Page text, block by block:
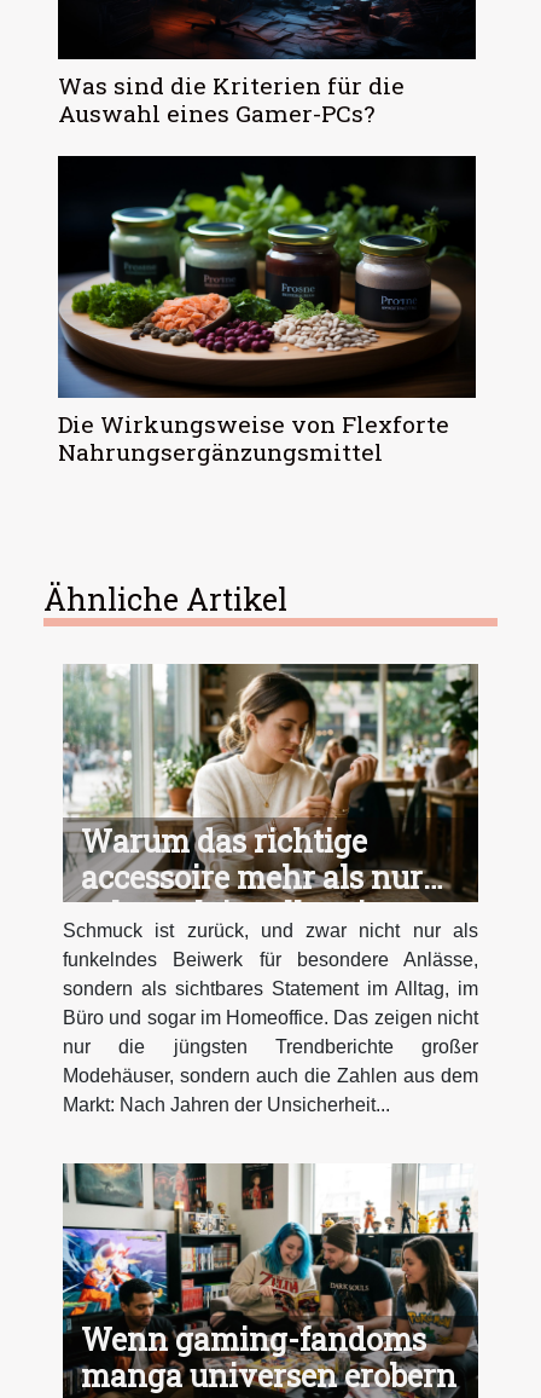
Was sind die Kriterien für die
Auswahl eines Gamer-PCs?
Die Wirkungsweise von Flexforte
Nahrungsergänzungsmittel
Ähnliche Artikel
Warum das richtige
accessoire mehr als nur
schmuck im alltag ist
Schmuck ist zurück, und zwar nicht nur als
funkelndes Beiwerk für besondere Anlässe,
sondern als sichtbares Statement im Alltag, im
Büro und sogar im Homeoffice. Das zeigen nicht
nur die jüngsten Trendberichte großer
Modehäuser, sondern auch die Zahlen aus dem
Markt: Nach Jahren der Unsicherheit...
Wenn gaming-fandoms
manga universen erobern